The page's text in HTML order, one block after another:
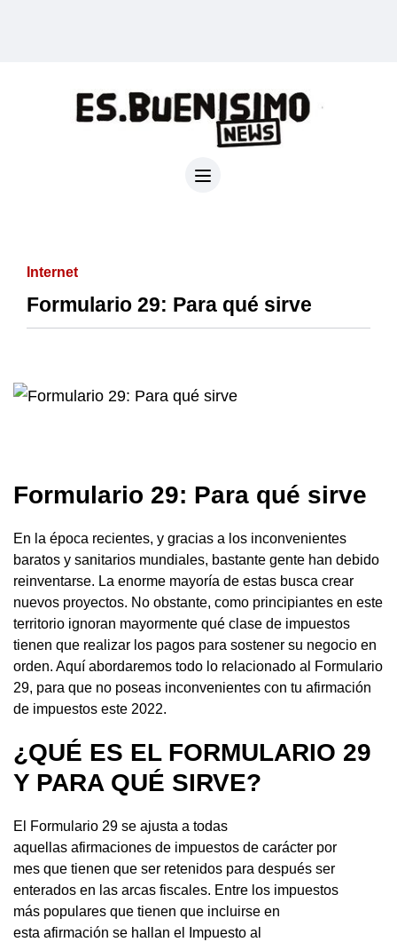
Internet
Formulario 29: Para qué sirve
Formulario 29: Para qué sirve
En la época recientes, y gracias a los inconvenientes
baratos y sanitarios mundiales, bastante gente han debido
reinventarse. La enorme mayoría de estas busca crear
nuevos proyectos. No obstante, como principiantes en este
territorio ignoran mayormente qué clase de impuestos
tienen que realizar los pagos para sostener su negocio en
orden. Aquí abordaremos todo lo relacionado al Formulario
29, para que no poseas inconvenientes con tu afirmación
de impuestos este 2022.
¿QUÉ ES EL FORMULARIO 29
Y PARA QUÉ SIRVE?
El Formulario 29 se ajusta a todas
aquellas afirmaciones de impuestos de carácter por
mes que tienen que ser retenidos para después ser
enterados en las arcas fiscales. Entre los impuestos
más populares que tienen que incluirse en
esta afirmación se hallan el Impuesto al